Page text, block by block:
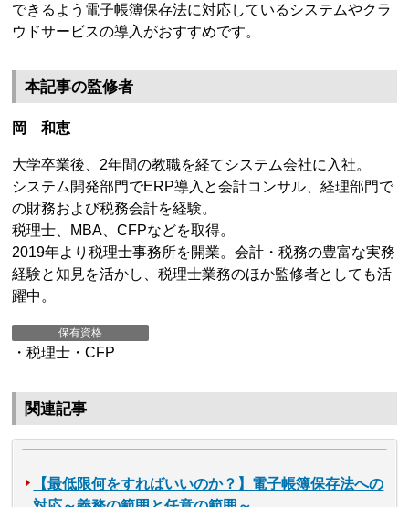
できるよう電子帳簿保存法に対応しているシステムやクラ
ウドサービスの導入がおすすめです。
本記事の監修者
岡 和恵
大学卒業後、2年間の教職を経てシステム会社に入社。
システム開発部門でERP導入と会計コンサル、経理部門で
の財務および税務会計を経験。
税理士、MBA、CFPなどを取得。
2019年より税理士事務所を開業。会計・税務の豊富な実務
経験と知見を活かし、税理士業務のほか監修者としても活
躍中。
保有資格
・税理士・CFP
関連記事
【最低限何をすればいいのか？】電子帳簿保存法への